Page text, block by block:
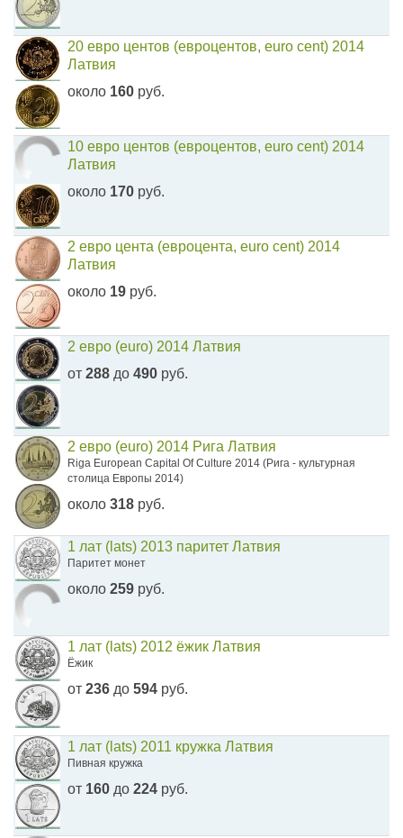
20 евро центов (евроцентов, euro cent) 2014
Латвия
около 160 руб.
10 евро центов (евроцентов, euro cent) 2014
Латвия
около 170 руб.
2 евро цента (евроцента, euro cent) 2014
Латвия
около 19 руб.
2 евро (euro) 2014 Латвия
от 288 до 490 руб.
2 евро (euro) 2014 Рига Латвия
Riga European Capital Of Culture 2014 (Рига - культурная
столица Европы 2014)
около 318 руб.
1 лат (lats) 2013 паритет Латвия
Паритет монет
около 259 руб.
1 лат (lats) 2012 ёжик Латвия
Ёжик
от 236 до 594 руб.
1 лат (lats) 2011 кружка Латвия
Пивная кружка
от 160 до 224 руб.